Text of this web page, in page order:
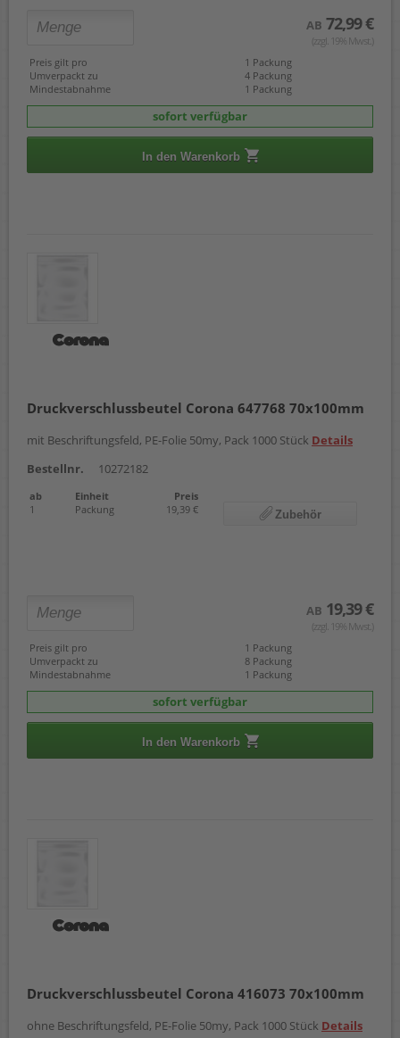
AB 72,99 €
(zzgl. 19% Mwst.)
Preis gilt pro
1 Packung
Umverpackt zu
4 Packung
Mindestabnahme
1 Packung
sofort verfügbar
In den Warenkorb
Druckverschlussbeutel Corona 647768 70x100mm
mit Beschriftungsfeld, PE-Folie 50my, Pack 1000 Stück Details
Bestellnr.
10272182
ab Einheit
Preis
1
Packung 19,39 € Zubehör
AB 19,39 €
(zzgl. 19% Mwst.)
Preis gilt pro
1 Packung
Umverpackt zu
8 Packung
Mindestabnahme
1 Packung
sofort verfügbar
In den Warenkorb
Druckverschlussbeutel Corona 416073 70x100mm
ohne Beschriftungsfeld, PE-Folie 50my, Pack 1000 Stück Details